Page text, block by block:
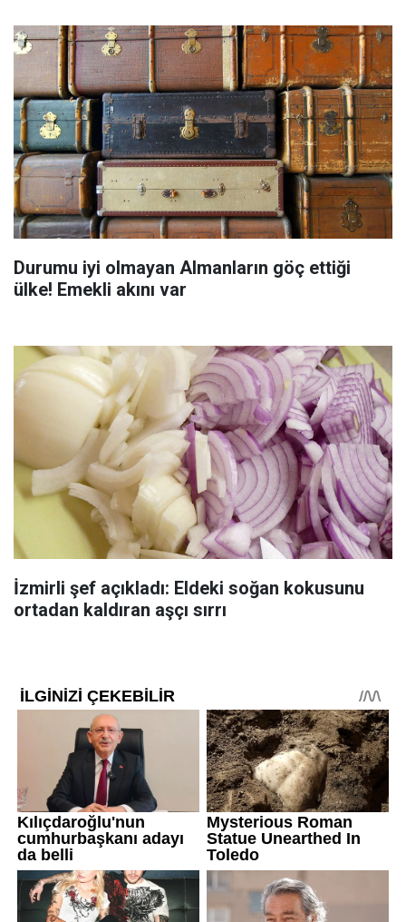
Durumu iyi olmayan Almanların göç ettiği
ülke! Emekli akını var
İzmirli şef açıkladı: Eldeki soğan kokusunu
ortadan kaldıran aşçı sırrı